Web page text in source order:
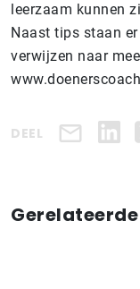
leerzaam kunnen
Naast tips staan
verwijzen naar
DEEL